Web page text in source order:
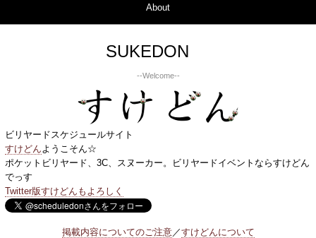
About
SUKEDON
--Welcome--
ビリヤードスケジュールサイト
すけどんようこそん☆
ポケットビリヤード、3C、スヌーカー。ビリヤードイベントならすけどん
でっす
Twitter版すけどんもよろしく
掲載内容についてのご注意／すけどんについて